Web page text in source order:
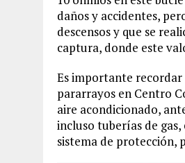
daños y accidentes,
descensos y que se
captura, donde este
Es importante recordar
pararrayos en Centro
aire acondicionado,
incluso tuberías de
sistema de protección,